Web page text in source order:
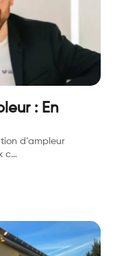
: En
d’ampleur
c…